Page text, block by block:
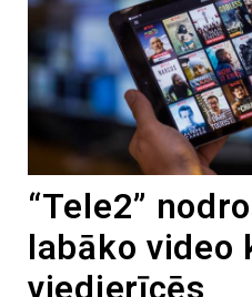
“Tele2”
labāko video
viedierīcēs